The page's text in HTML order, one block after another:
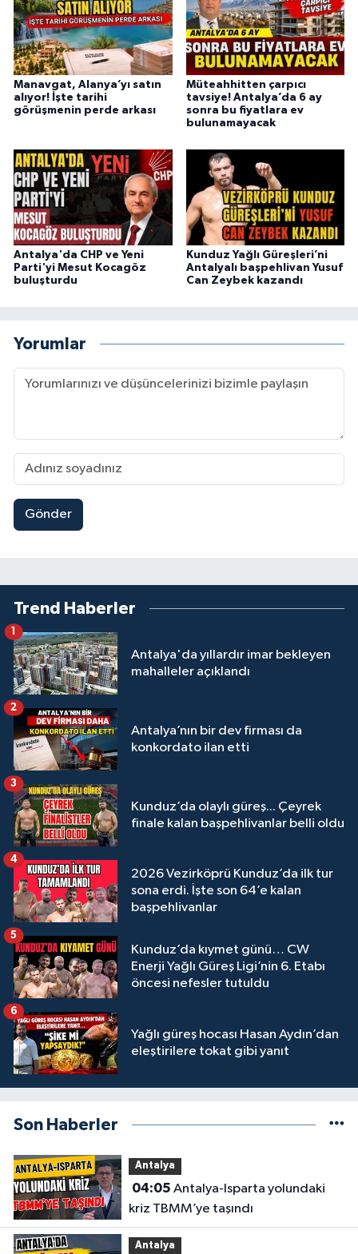
Manavgat, Alanya’yı satın
alıyor! İşte tarihi
görüşmenin perde arkası
Müteahhitten çarpıcı
tavsiye! Antalya’da 6 ay
sonra bu fiyatlara ev
bulunamayacak
Antalya'da CHP ve Yeni
Parti'yi Mesut Kocagöz
buluşturdu
Kunduz Yağlı Güreşleri’ni
Antalyalı başpehlivan Yusuf
Can Zeybek kazandı
Yorumlar
Gönder
Trend Haberler
Antalya'da yıllardır imar bekleyen
mahalleler açıklandı
1
Antalya’nın bir dev firması da
konkordato ilan etti
2
Kunduz’da olaylı güreş... Çeyrek
finale kalan başpehlivanlar belli oldu
3
2026 Vezirköprü Kunduz’da ilk tur
sona erdi. İşte son 64’e kalan
başpehlivanlar
4
Kunduz’da kıymet günü… CW
Enerji Yağlı Güreş Ligi’nin 6. Etabı
öncesi nefesler tutuldu
5
Yağlı güreş hocası Hasan Aydın’dan
eleştirilere tokat gibi yanıt
6
Son Haberler
Antalya
04:05
kriz TBMM’ye taşındı
Antalya